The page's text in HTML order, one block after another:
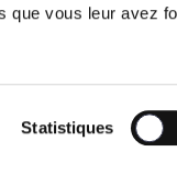
que vous leur avez
Statistiques
Le